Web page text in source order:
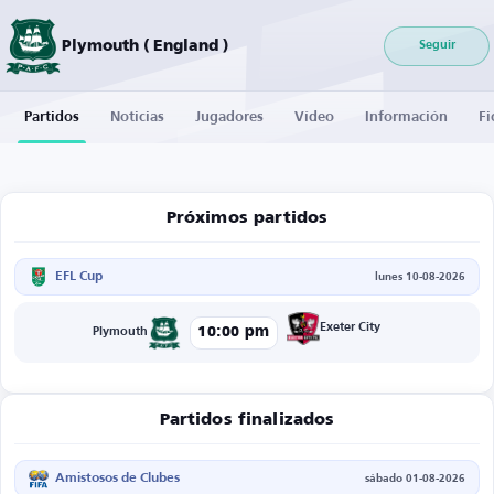
Plymouth ( England ) Seguir
Partidos Noticias Jugadores Vídeo Información
Próximos partidos
EFL Cup lunes 10-08-2026
Plymouth 10:00 pm Exeter City
Partidos finalizados
Amistosos de Clubes sábado 01-08-2026